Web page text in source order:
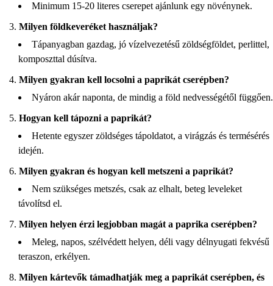
Minimum 15-20 literes cserepet ajánlunk egy növénynek.
Milyen földkeveréket használjak?
Tápanyagban gazdag, jó vízelvezetésű zöldségföldet, perlittel,
komposzttal dúsítva.
Milyen gyakran kell locsolni a paprikát cserépben?
Nyáron akár naponta, de mindig a föld nedvességétől függően.
Hogyan kell tápozni a paprikát?
Hetente egyszer zöldséges tápoldatot, a virágzás és termésérés
idején.
Milyen gyakran és hogyan kell metszeni a paprikát?
Nem szükséges metszés, csak az elhalt, beteg leveleket
távolítsd el.
Milyen helyen érzi legjobban magát a paprika cserépben?
Meleg, napos, szélvédett helyen, déli vagy délnyugati fekvésű
teraszon, erkélyen.
Milyen kártevők támadhatják meg a paprikát cserépben, és